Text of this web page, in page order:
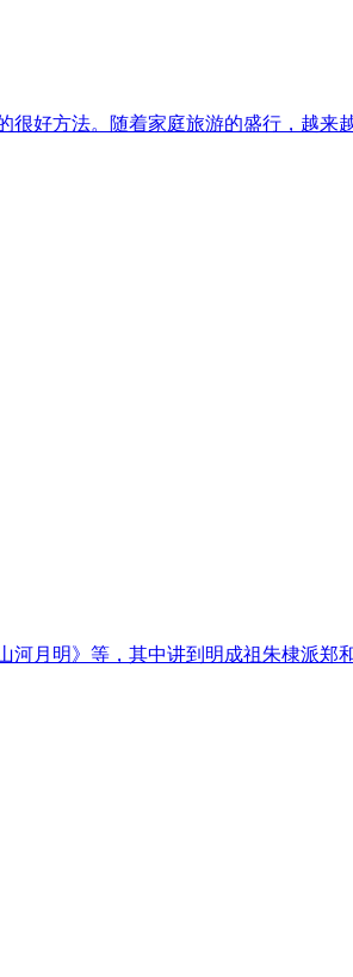
很好方法。随着家庭旅游的盛行，越来
河月明》等，其中讲到明成祖朱棣派郑